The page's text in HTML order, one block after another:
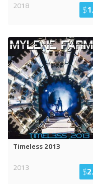
2018 $
Timeless 2013
2013
$